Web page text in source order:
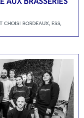
CHOISI BORDEAUX, ESS,